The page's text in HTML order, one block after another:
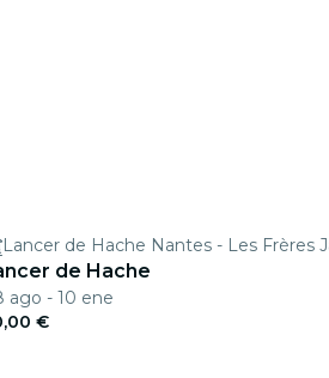
de Hache
ago - 10 ene
€